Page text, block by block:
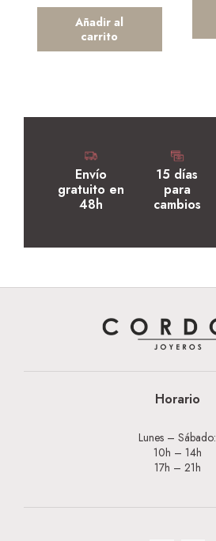
Añadir al
carrito
Envío
gratuito en
48h
15 días
para
cambios
Horario
Lunes – Sábado:
10h – 14h
17h – 21h